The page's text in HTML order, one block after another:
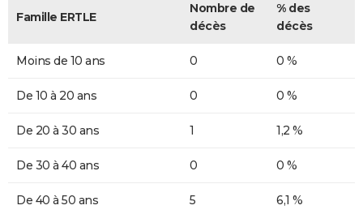
Famille ERTLE
Nombre de
décès
% des
décès
Moins de 10 ans 0 0 %
De 10 à 20 ans 0 0 %
De 20 à 30 ans 1 1,2 %
De 30 à 40 ans 0 0 %
De 40 à 50 ans 5 6,1 %